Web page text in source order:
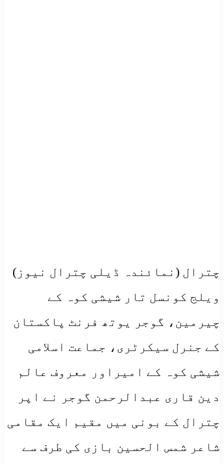
چترال (نمائندہ ڈیلی چترال نیوز)
ویلج کونسل تار شیشی کوہ کے
چیرمین، گوجر یوتھ فرنٹ پاکستان
کے جنرل سیکرٹری، جماعت اسلامی
شیشی کوہ کے امیراور معروف عالم
دین قاری عبدالرحمن گوجر نے اپر
چترال کے بونی میں مقیم ایک مقامی
شاعر شمس الحسین بازی کی طرف سے